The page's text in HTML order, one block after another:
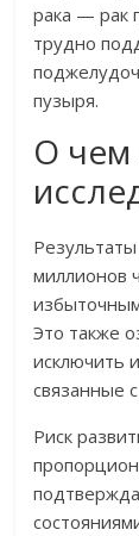
рака — рак
трудно
пузыря.
О чем
миллионов
Это также
исключить
связанные
Риск